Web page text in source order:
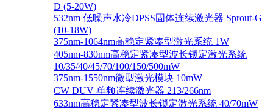
D (5-20W)
532nm 低噪声水冷DPSS固体连续激光器 Sprout-G
(10-18W)
375nm-1064nm高稳定紧凑型激光系统 1W
405nm-830nm高稳定紧凑型波长锁定激光系统
10/35/40/45/70/100/150/500mW
375nm-1550nm微型激光模块 10mW
CW DUV 单频连续激光器 213/266nm
633nm高稳定紧凑型波长锁定激光系统 40/70mW